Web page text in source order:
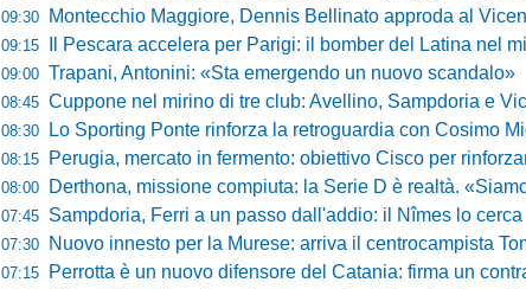
09:30 Montecchio Maggiore, Dennis Bellinato approda al
09:15 Il Pescara accelera per Parigi: il bomber del Latina nel mirino
09:00 Trapani, Antonini: «Sta emergendo un nuovo scandalo»
08:45 Cuppone nel mirino di tre club: Avellino, Sampdoria e Vicenza sull'attaccante
08:30 Lo Sporting Ponte rinforza la retroguardia con Cosimo Michele
08:15 Perugia, mercato in fermento: obiettivo Cisco per rinforzare la
08:00 Derthona, missione compiuta: la Serie D è realtà. «Siamo una società
07:45 Sampdoria, Ferri a un passo dall'addio: il Nîmes lo cerca
07:30 Nuovo innesto per la Murese: arriva il centrocampista Tomas
07:15 Perrotta è un nuovo difensore del Catania: firma un contratto